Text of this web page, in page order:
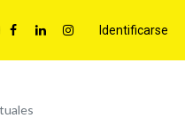
Identificarse